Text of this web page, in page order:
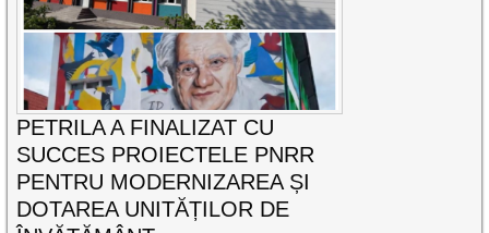
PETRILA A FINALIZAT CU
SUCCES PROIECTELE PNRR
PENTRU MODERNIZAREA ȘI
DOTAREA UNITĂȚILOR DE